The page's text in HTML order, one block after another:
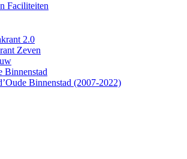
Faciliteiten
2.0
Zeven
Binnenstad
Binnenstad (2007-2022)